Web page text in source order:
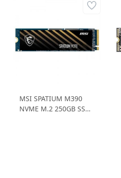
MSI SPATIUM M390
NVME M.2 250GB SSD